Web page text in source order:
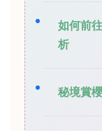
如何前
析
秘境賞